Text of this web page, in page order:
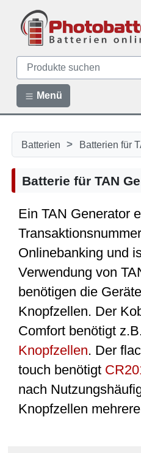
Menü
Batterien > Batterien für
Batterie für TAN
Ein TAN Generator
Onlinebanking und
Verwendung von
benötigen die
Knopfzellen. Der
Comfort benötigt
Knopfzellen. Der
touch benötigt
nach
Knopfzellen